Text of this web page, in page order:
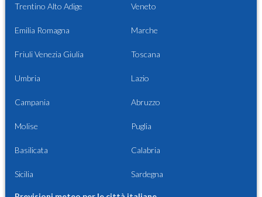
Trentino Alto Adige Veneto
Emilia Romagna Marche
Friuli Venezia Giulia Toscana
Umbria Lazio
Campania Abruzzo
Molise Puglia
Basilicata Calabria
Sicilia Sardegna